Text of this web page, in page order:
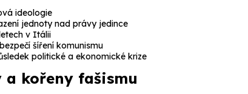
ideologie
jednoty nad právy jedince
v Itálii
šíření komunismu
politické a ekonomické krize
a kořeny fašismu